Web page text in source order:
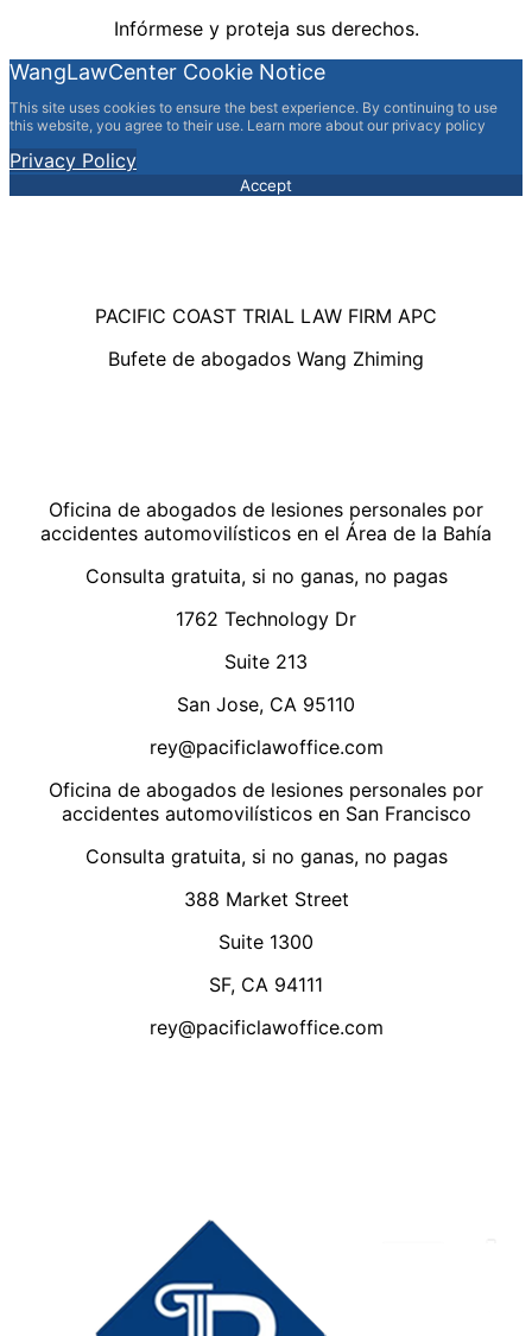
Infórmese y proteja sus derechos.
WangLawCenter Cookie Notice
This site uses cookies to ensure the best experience. By continuing to use
this website, you agree to their use. Learn more about our privacy policy
Privacy Policy
Accept
PACIFIC COAST TRIAL LAW FIRM APC
Bufete de abogados Wang Zhiming
Oficina de abogados de lesiones personales por
accidentes automovilísticos en el Área de la Bahía
Consulta gratuita, si no ganas, no pagas
1762 Technology Dr
Suite 213
San Jose, CA 95110
rey@pacificlawoffice.com
Oficina de abogados de lesiones personales por
accidentes automovilísticos en San Francisco
Consulta gratuita, si no ganas, no pagas
388 Market Street
Suite 1300
SF, CA 94111
rey@pacificlawoffice.com